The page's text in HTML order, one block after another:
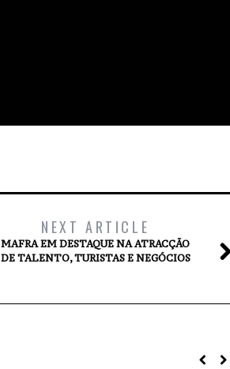
NEXT ARTICLE
MAFRA EM DESTAQUE NA ATRACÇÃO
DE TALENTO, TURISTAS E NEGÓCIOS